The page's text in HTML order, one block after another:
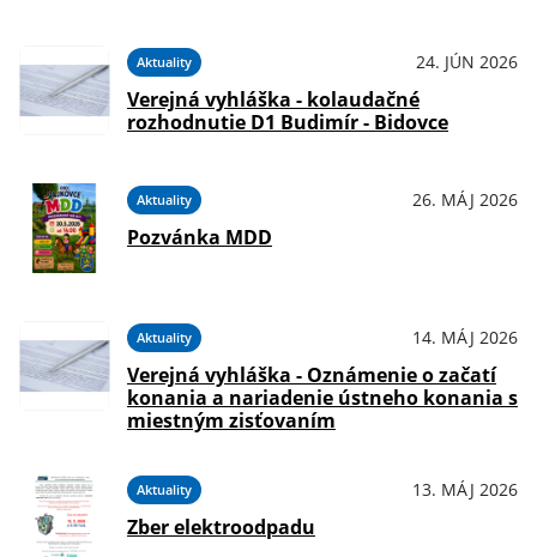
Aktuality 24. JÚN 2026
Verejná vyhláška - kolaudačné
rozhodnutie D1 Budimír - Bidovce
Aktuality 26. MÁJ 2026
Pozvánka MDD
Aktuality 14. MÁJ 2026
Verejná vyhláška - Oznámenie o začatí
konania a nariadenie ústneho konania s
miestným zisťovaním
Aktuality 13. MÁJ 2026
Zber elektroodpadu